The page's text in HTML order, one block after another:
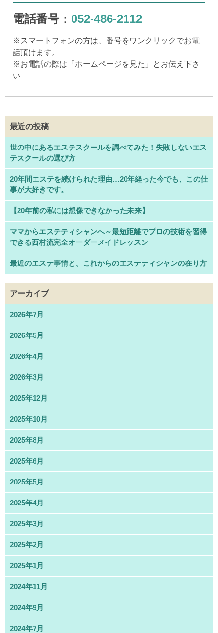
電話番号 ： 052-486-2112
※ スマートフォンの方は、番号をワンクリックでお電
話頂けます。
※お電話の際は「ホームページを見た」とお伝え下さ
い
最近の投稿
世の中にあるエステスクールを調べてみた！失敗しないエス
テスクールの選び方
20年間エステを続けられた理由…20年経った今でも、この仕
事が大好きです。
【20年前の私には想像できなかった未来】
ママからエステティシャンへ～最短距離でプロの技術を習得
できる西村流完全オーダーメイドレッスン
最近のエステ事情と、これからのエステティシャンの在り方
アーカイブ
2026年7月
2026年5月
2026年4月
2026年3月
2025年12月
2025年10月
2025年8月
2025年6月
2025年5月
2025年4月
2025年3月
2025年2月
2025年1月
2024年11月
2024年9月
2024年7月